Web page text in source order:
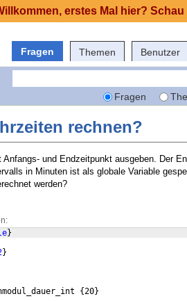
Fragen Themen Benutzer
Fragen
rechnen?
und Endzeitpunkt ausgeben. Der
in Minuten ist als globale Variable
werden?
}
}
{20}
erstes Mal hier?